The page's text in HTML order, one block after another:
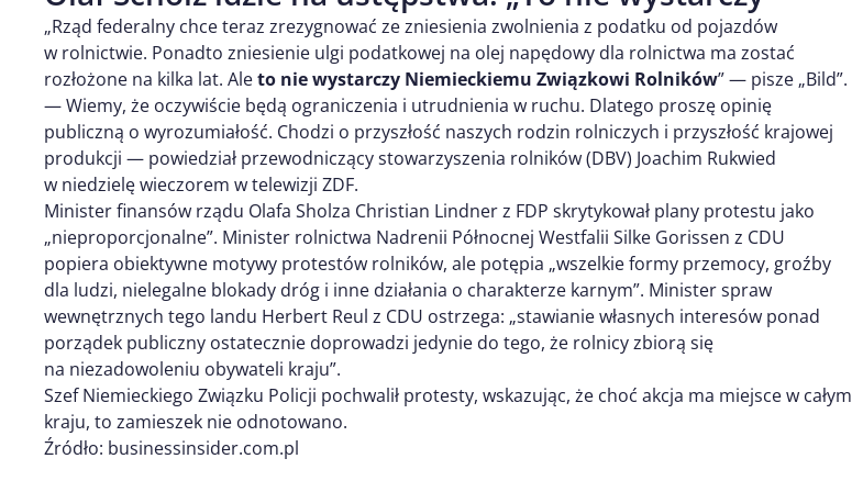
„Rząd federalny chce teraz zrezygnować ze zniesienia zwolnienia z podatku od pojazdów
w rolnictwie. Ponadto zniesienie ulgi podatkowej na olej napędowy dla rolnictwa ma zostać
rozłożone na kilka lat. Aleto nie wystarczy Niemieckiemu Związkowi Rolników” — pisze „Bild”.
— Wiemy, że oczywiście będą ograniczenia i utrudnienia w ruchu. Dlatego proszę opinię
publiczną o wyrozumiałość. Chodzi o przyszłość naszych rodzin rolniczych i przyszłość krajowej
produkcji — powiedział przewodniczący stowarzyszenia rolników (DBV) Joachim Rukwied
w niedzielę wieczorem w telewizji ZDF.
Minister finansów rządu Olafa Sholza Christian Lindner z FDP skrytykował plany protestu jako
„nieproporcjonalne”. Minister rolnictwa Nadrenii Północnej Westfalii Silke Gorissen z CDU
popiera obiektywne motywy protestów rolników, ale potępia „wszelkie formy przemocy, groźby
dla ludzi, nielegalne blokady dróg i inne działania o charakterze karnym”. Minister spraw
wewnętrznych tego landu Herbert Reul z CDU ostrzega: „stawianie własnych interesów ponad
porządek publiczny ostatecznie doprowadzi jedynie do tego, że rolnicy zbiorą się
na niezadowoleniu obywateli kraju”.
Szef Niemieckiego Związku Policji pochwalił protesty, wskazując, że choć akcja ma miejsce w całym
kraju, to zamieszek nie odnotowano.
Źródło: businessinsider.com.pl